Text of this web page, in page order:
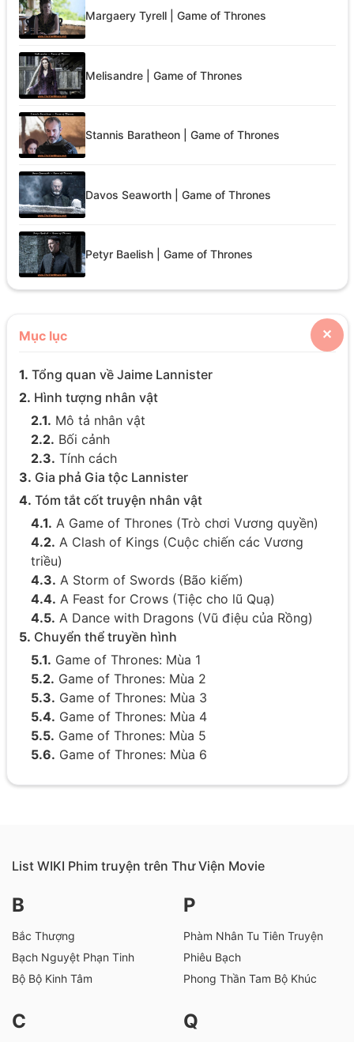
Margaery Tyrell | Game of Thrones
Melisandre | Game of Thrones
Stannis Baratheon | Game of Thrones
Davos Seaworth | Game of Thrones
Petyr Baelish | Game of Thrones
✕
Mục lục
1. Tổng quan về Jaime Lannister
2. Hình tượng nhân vật
2.1. Mô tả nhân vật
2.2. Bối cảnh
2.3. Tính cách
3. Gia phả Gia tộc Lannister
4. Tóm tắt cốt truyện nhân vật
4.1. A Game of Thrones (Trò chơi Vương quyền)
4.2. A Clash of Kings (Cuộc chiến các Vương
triều)
4.3. A Storm of Swords (Bão kiếm)
4.4. A Feast for Crows (Tiệc cho lũ Quạ)
4.5. A Dance with Dragons (Vũ điệu của Rồng)
5. Chuyển thể truyền hình
5.1. Game of Thrones: Mùa 1
5.2. Game of Thrones: Mùa 2
5.3. Game of Thrones: Mùa 3
5.4. Game of Thrones: Mùa 4
5.5. Game of Thrones: Mùa 5
5.6. Game of Thrones: Mùa 6
7.1.Của Jaime Lannister
Nói về Jaime
8.
9.1.Phim truyền hình (Game of Thrones)
9.2.Nội dung bổ trợ (Lịch sử & Cốt truyện - Minh
họa/Lồng tiếng)
10.
Đón nhận và công nhận
List WIKI Phim truyện trên Thư Viện Movie
B
Bắc Thượng
Bạch Nguyệt Phạn Tinh
Bộ Bộ Kinh Tâm
C
P
Phàm Nhân Tu Tiên Truyện
Phiêu Bạch
Phong Thần Tam Bộ Khúc
Q